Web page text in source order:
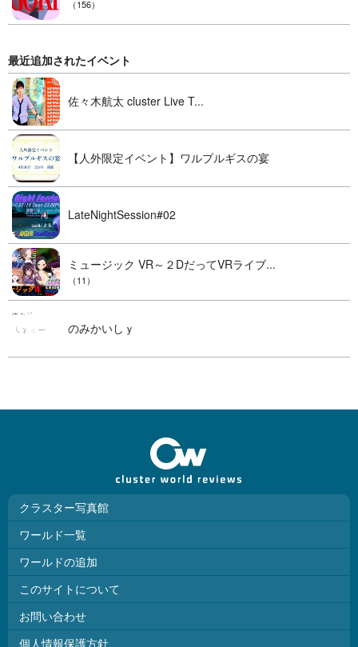
（156）
最近追加されたイベント
佐々木航太 cluster Live T...
【人外限定イベント】ワルプルギスの宴
LateNightSession#02
ミュージック VR～２DだってVRライブ...
（11）
のみかいしｙ
クラスター写真館
ワールド一覧
ワールドの追加
このサイトについて
お問い合わせ
個人情報保護方針